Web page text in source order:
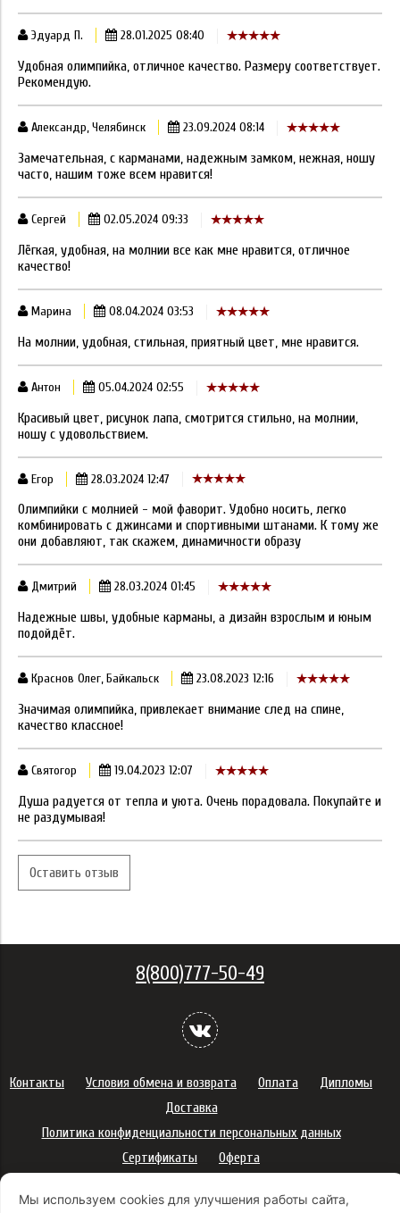
Эдуард П. 28.01.2025 08:40
Удобная олимпийка, отличное качество. Размеру соответствует.
Рекомендую.
Александр, Челябинск 23.09.2024 08:14
Замечательная, с карманами, надежным замком, нежная, ношу
часто, нашим тоже всем нравится!
Сергей 02.05.2024 09:33
Лёгкая, удобная, на молнии все как мне нравится, отличное
качество!
Марина 08.04.2024 03:53
На молнии, удобная, стильная, приятный цвет, мне нравится.
Антон 05.04.2024 02:55
Красивый цвет, рисунок лапа, смотрится стильно, на молнии,
ношу с удовольствием.
Егор 28.03.2024 12:47
Олимпийки с молнией - мой фаворит. Удобно носить, легко
комбинировать с джинсами и спортивными штанами. К тому же
они добавляют, так скажем, динамичности образу
Дмитрий 28.03.2024 01:45
Надежные швы, удобные карманы, а дизайн взрослым и юным
подойдёт.
Краснов Олег, Байкальск 23.08.2023 12:16
Значимая олимпийка, привлекает внимание след на спине,
качество классное!
Святогор 19.04.2023 12:07
Душа радуется от тепла и уюта. Очень порадовала. Покупайте и
не раздумывая!
Оставить отзыв
Мы используем cookies для улучшения работы сайта,
8(800)777-50-49
Контакты Условия обмена и возврата Оплата
Дипломы
Доставка
Политика конфиденциальности персональных данных
Сертификаты
Оферта
Правила ухода за одеждой
Политика платежей